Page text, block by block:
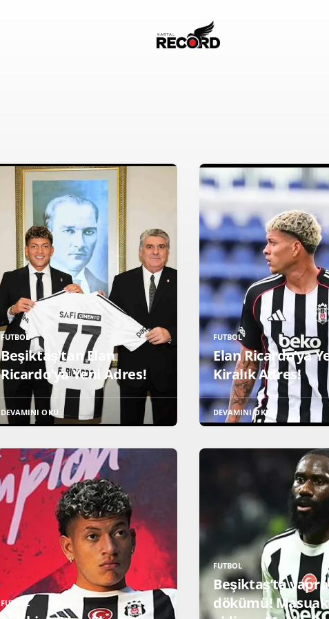
FUTBOL
Beşiktaş'tan Elan
Ricardo'ya Yeni Adres!
DEVAMINI OKU
FUTBOL
Elan Ricardo’ya
Kiralık Adres!
DEVAMINI OKU
FUTBOL
FUTBOL
Beşiktaş’ta
dökümü!